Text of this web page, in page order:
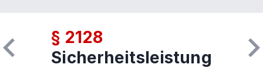
§ 2128
Sicherheitsleistung